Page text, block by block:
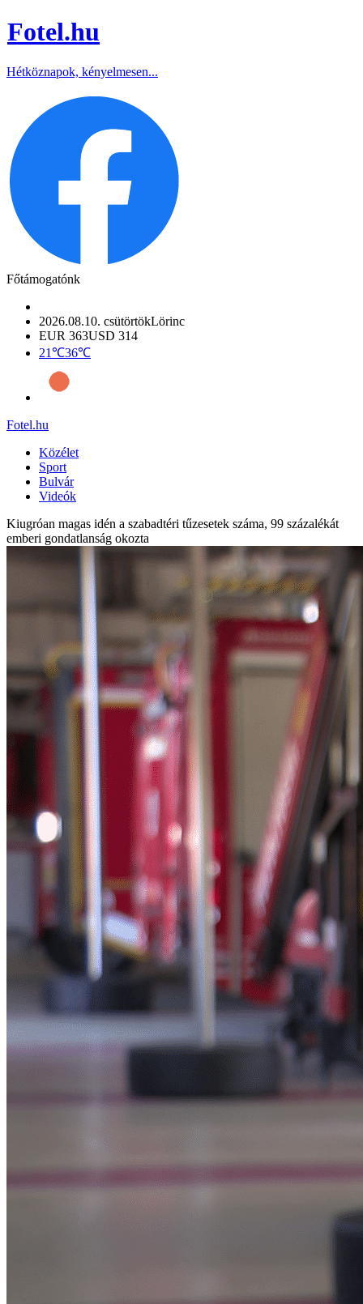
Fotel.hu
Hétköznapok, kényelmesen...
Főtámogatónk
2026.08.10. csütörtökLörinc
EUR 363USD 314
21℃36℃
Fotel.hu
Közélet
Sport
Bulvár
Videók
Kiugróan magas idén a szabadtéri tűzesetek száma, 99 százalékát
emberi gondatlanság okozta